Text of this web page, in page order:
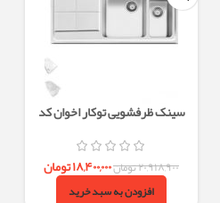
سینک ظرفشویی توکار اخوان کد
۲۰,۹۱۸,۹۰۰تومان۱۸,۴۰۰,۰۰۰تومان
افزودن به سبد خرید